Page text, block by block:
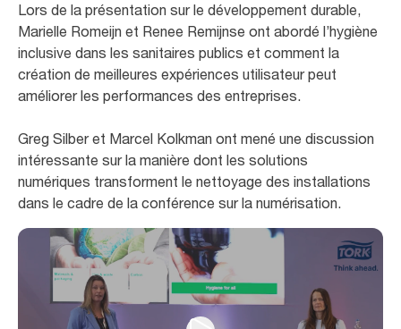
Lors de la présentation sur le développement durable,
Marielle Romeijn et Renee Remijnse ont abordé l’hygiène
inclusive dans les sanitaires publics et comment la
création de meilleures expériences utilisateur peut
améliorer les performances des entreprises.
Greg Silber et Marcel Kolkman ont mené une discussion
intéressante sur la manière dont les solutions
numériques transforment le nettoyage des installations
dans le cadre de la conférence sur la numérisation.